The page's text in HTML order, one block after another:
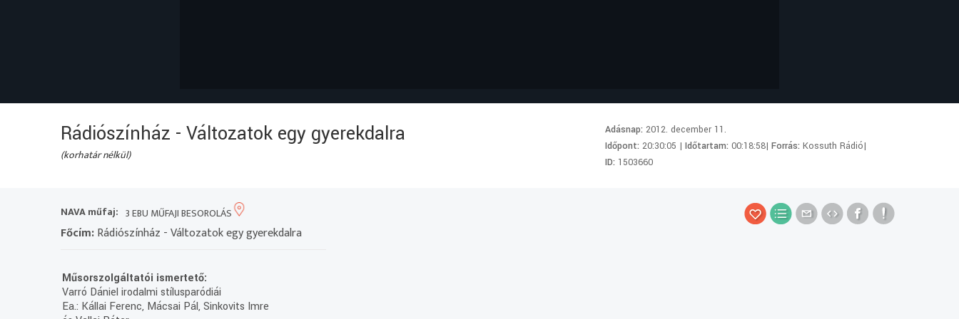
Rádiószínház - Változatok egy gyerekdalra
(korhatár nélkül)
Adásnap:2012. december 11.
Időpont:20:30:05 |Időtartam:00:18:58|Forrás:Kossuth Rádió|
ID: 1503660
NAVA műfaj: 3 EBU MŰFAJI BESOROLÁS
Főcím:Rádiószínház - Változatok egy gyerekdalra
Műsorszolgáltatói ismertető:
Varró Dániel irodalmi stílusparódiái
Ea.: Kállai Ferenc, Mácsai Pál, Sinkovits Imre